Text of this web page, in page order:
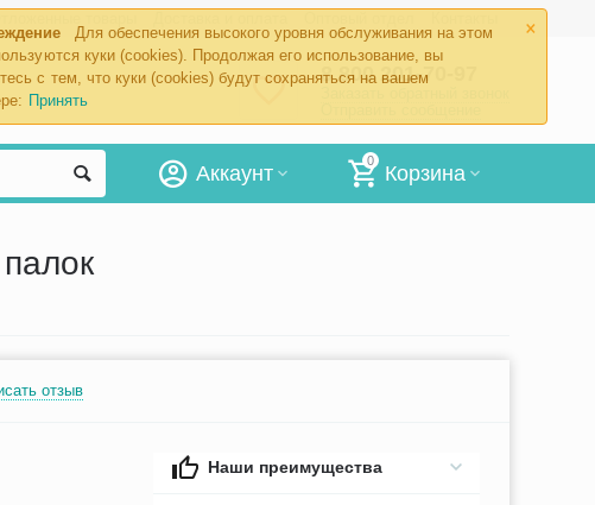
×
Для обеспечения высокого уровня обслуживания на этом
куки (cookies). Продолжая его использование, вы
с тем, что куки (cookies) будут сохраняться на вашем
Принять
8 800 201-70-97
0
Корзина
Аккаунт
отзыв
Наши преимущества